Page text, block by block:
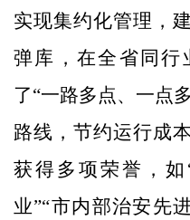
实现集约化管理，
弹库，在全省同行
了“一路多点、一点
路线，节约运行成
获得多项荣誉，
业”“市内部治安先